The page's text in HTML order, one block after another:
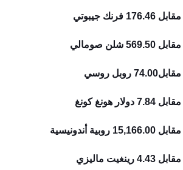
جيبوتي
شلن صومالي
روبل روسي
هونغ كونغ
أندونيسية
ماليزي